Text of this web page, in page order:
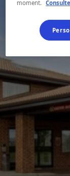
moment.